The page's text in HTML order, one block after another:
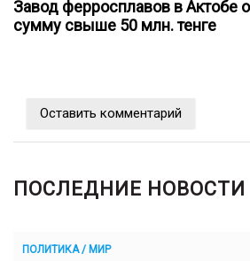
Завод ферросплавов в Актобе
сумму свыше 50 млн. тенге
Оставить комментарий
ПОСЛЕДНИЕ НОВОСТИ
ПОЛИТИКА / МИР